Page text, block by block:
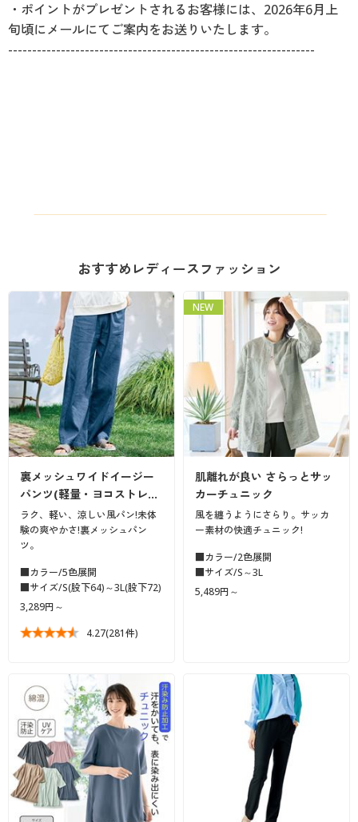
・ポイントがプレゼントされるお客様には、2026年6月上
旬頃にメールにてご案内をお送りいたします。
----------------------------------------------------------------
おすすめレディースファッション
裏メッシュワイドイージー
パンツ(軽量・ヨコストレ…
ラク、軽い、涼しい風パン!未体
験の爽やかさ!裏メッシュパン
ツ。
■カラー/5色展開
■サイズ/S(股下64)～3L(股下72)
3,289円～
4.27(281件)
NEW
肌離れが良い さらっとサッ
カーチュニック
風を纏うようにさらり。サッカ
ー素材の快適チュニック!
■カラー/2色展開
■サイズ/S～3L
5,489円～